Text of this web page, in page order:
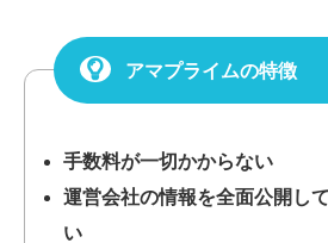
アマプライムの特徴
手数料が一切かからない
運営会社の情報を全面公開し
い